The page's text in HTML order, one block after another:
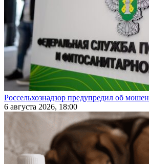
Россельхознадзор предупредил об
6 августа 2026, 18:00